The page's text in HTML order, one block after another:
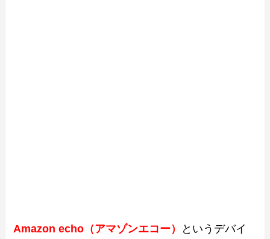
Amazon echo（アマゾンエコー）
というデバイ